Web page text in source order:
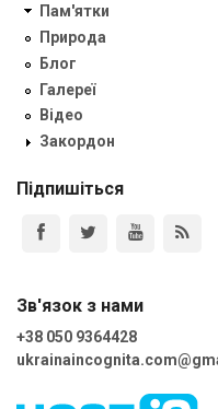
Пам'ятки
Природа
Блог
Галереї
Відео
Закордон
Підпишіться
Зв'язок з нами
+38 050 9364428